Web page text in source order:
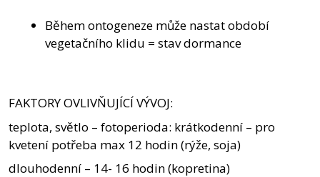
Během ontogeneze může nastat období
vegetačního klidu = stav dormance
FAKTORY OVLIVŇUJÍCÍ VÝVOJ:
teplota, světlo – fotoperioda: krátkodenní – pro
kvetení potřeba max 12 hodin (rýže, soja)
dlouhodenní – 14- 16 hodin (kopretina)